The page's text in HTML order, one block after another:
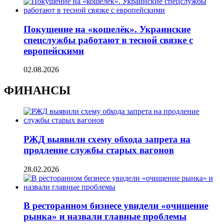
Покушение на «кошелёк». Украинские
спецслужбы работают в тесной связке с
европейскими
02.08.2026
ФИНАНСЫ
РЖД выявили схему обхода запрета на
продление службы старых вагонов
28.02.2026
В ресторанном бизнесе увидели «очищение
рынка» и назвали главные проблемы